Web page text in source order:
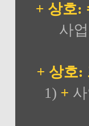
+ 상호:
사
+ 상호:
1) +